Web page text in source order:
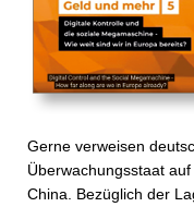
Gerne verweisen
Überwachungsstaat
China. Bezüglich der